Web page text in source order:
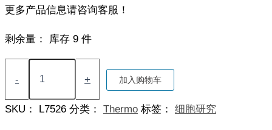
更多产品信息请咨询客服！
剩余量： 库存 9 件
-
LysoTracker
DND-
26
+ 加入购物车
SKU： L7526 分类： Thermo 标签： 细胞研究